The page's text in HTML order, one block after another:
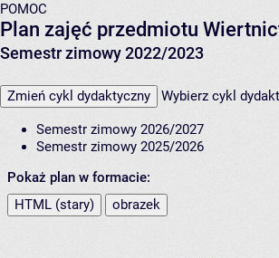
POMOC
Plan zajęć przedmiotu
Semestr zimowy 2022/2023
Zmień cykl dydaktyczny Wybierz cykl
Semestr zimowy 2026/2027
Semestr zimowy 2025/2026
Pokaż plan w formacie:
HTML (stary)
obrazek